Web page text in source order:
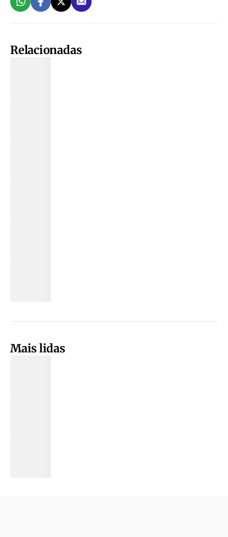
Relacionadas
Mais lidas